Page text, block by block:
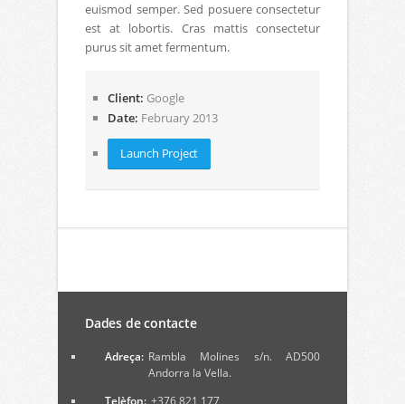
euismod semper. Sed posuere consectetur
est at lobortis. Cras mattis consectetur
purus sit amet fermentum.
Client: Google
Date: February 2013
Launch Project
Dades de contacte
Adreça: Rambla Molines s/n. AD500
Andorra la Vella.